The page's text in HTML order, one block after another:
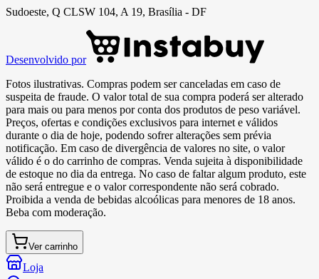
Sudoeste, Q CLSW 104, A 19, Brasília - DF
Desenvolvido por
Fotos ilustrativas. Compras podem ser canceladas em caso de
suspeita de fraude. O valor total de sua compra poderá ser alterado
para mais ou para menos por conta dos produtos de peso variável.
Preços, ofertas e condições exclusivos para internet e válidos
durante o dia de hoje, podendo sofrer alterações sem prévia
notificação. Em caso de divergência de valores no site, o valor
válido é o do carrinho de compras. Venda sujeita à disponibilidade
de estoque no dia da entrega. No caso de faltar algum produto, este
não será entregue e o valor correspondente não será cobrado.
Proibida a venda de bebidas alcoólicas para menores de 18 anos.
Beba com moderação.
Ver carrinho
Loja